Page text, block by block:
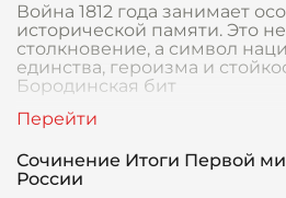
Война 1812 года занимает
исторической памяти. Это
столкновение, а символ
единства, героизма и
Бородинская бит
Сочинение Итоги Первой
России